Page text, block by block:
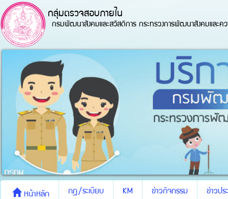
กลุ่มตรวจสอบภายใน
กรมพัฒนาสังคมและสวัสดิการ กระทรวงการพัฒนาสังคมและค
หน้าหลัก กฎ/ระเบียบ KM ข่าวกิจกรรม ข่าวป